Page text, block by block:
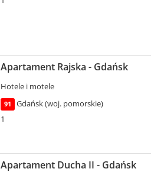
Apartament Rajska - Gdańsk
Hotele i motele
91
Gdańsk (woj. pomorskie)
1
Apartament Ducha II - Gdańsk